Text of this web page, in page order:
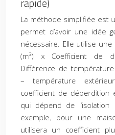
La méthode simplifiée est
permet d’avoir une idée
nécessaire. Elle utilise
(m³) x Coefficient de
Différence de
– température
coefficient de déperdition
qui dépend de
exemple, pour une
utilisera un coefficient